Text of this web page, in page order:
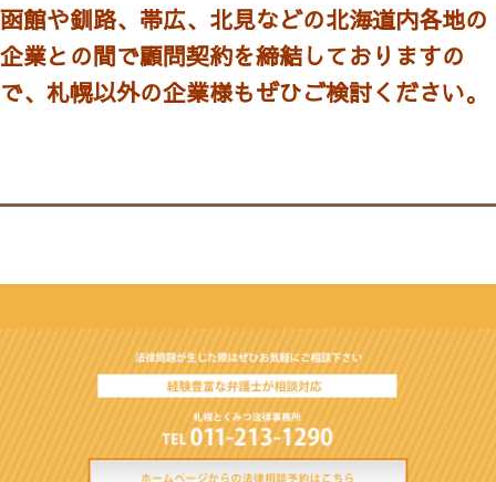
函館や釧路、帯広、北見などの北海道内各地の
企業との間で顧問契約を締結しておりますの
で、札幌以外の企業様もぜひご検討ください。